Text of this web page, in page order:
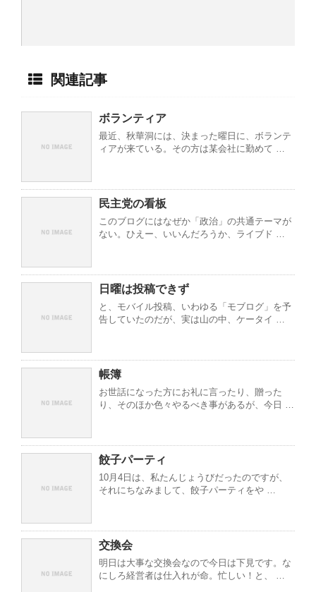
関連記事
ボランティア
最近、秋華洞には、決まった曜日に、ボランテ
ィアが来ている。その方は某会社に勤めて …
民主党の看板
このブログにはなぜか「政治」の共通テーマが
ない。ひえー、いいんだろうか、ライブド …
日曜は投稿できず
と、モバイル投稿、いわゆる「モブログ」を予
告していたのだが、実は山の中、ケータイ …
帳簿
お世話になった方にお礼に言ったり、贈った
り、そのほか色々やるべき事があるが、今日 …
餃子パーティ
10月4日は、私たんじょうびだったのですが、
それにちなみまして、餃子パーティをや …
交換会
明日は大事な交換会なので今日は下見です。な
にしろ経営者は仕入れが命。忙しい！と、 …